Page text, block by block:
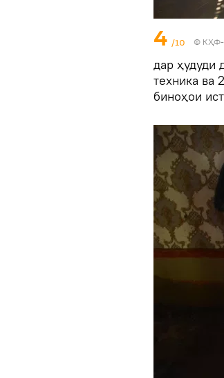
4 /10 © КҲФ-
дар ҳудуди
техника ва
биноҳои